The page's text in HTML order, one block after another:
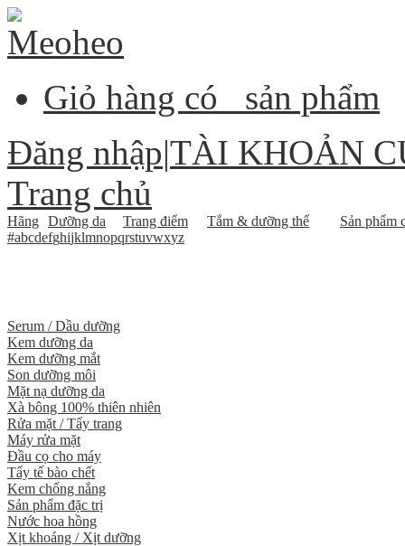
Giỏ hàng có
sản phẩm
Đăng nhập|TÀI KHOẢN
Trang chủ
Hãng Dưỡng da Trang điểm Tắm & dưỡng thể
Sản phẩm
#abcdefghijklmnopqrstuvwxyz
Serum / Dầu dưỡng
Kem dưỡng da
Kem dưỡng mắt
Son dưỡng môi
Mặt nạ dưỡng da
Xà bông 100% thiên nhiên
Rửa mặt / Tẩy trang
Máy rửa mặt
Đầu cọ cho máy
Tẩy tế bào chết
Kem chống nắng
Sản phẩm đặc trị
Nước hoa hồng
Xịt khoáng / Xịt dưỡng